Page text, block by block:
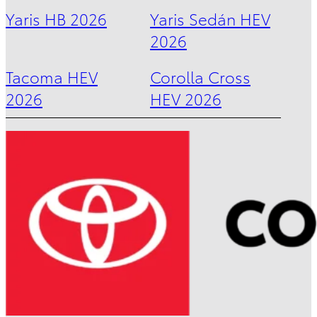
Yaris HB 2026
Yaris Sedán HEV
2026
Tacoma HEV
2026
Corolla Cross
HEV 2026